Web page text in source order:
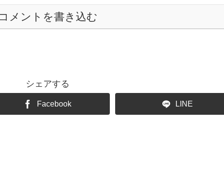
コメントを書き込む
シェアする
Facebook LINE